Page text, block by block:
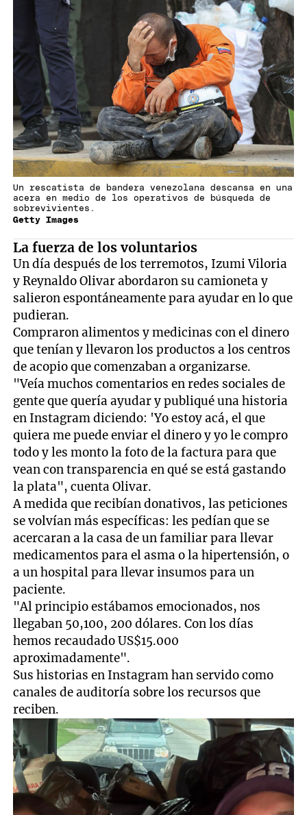
Getty Images
Un rescatista de bandera venezolana descansa en una
acera en medio de los operativos de búsqueda de
sobrevivientes.
La fuerza de los voluntarios
Un día después de los terremotos, Izumi Viloria
y Reynaldo Olivar abordaron su camioneta y
salieron espontáneamente para ayudar en lo que
pudieran.
Compraron alimentos y medicinas con el dinero
que tenían y llevaron los productos a los centros
de acopio que comenzaban a organizarse.
"Veía muchos comentarios en redes sociales de
gente que quería ayudar y publiqué una historia
en Instagram diciendo: 'Yo estoy acá, el que
quiera me puede enviar el dinero y yo le compro
todo y les monto la foto de la factura para que
vean con transparencia en qué se está gastando
la plata", cuenta Olivar.
A medida que recibían donativos, las peticiones
se volvían más específicas: les pedían que se
acercaran a la casa de un familiar para llevar
medicamentos para el asma o la hipertensión, o
a un hospital para llevar insumos para un
paciente.
"Al principio estábamos emocionados, nos
llegaban 50,100, 200 dólares. Con los días
hemos recaudado US$15.000
aproximadamente".
Sus historias en Instagram han servido como
canales de auditoría sobre los recursos que
reciben.